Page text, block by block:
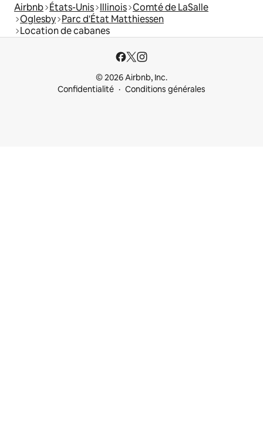
Airbnb États-Unis Illinois Comté de LaSalle
Oglesby Parc d'État Matthiessen
Location de cabanes
© 2026 Airbnb, Inc.
Confidentialité
Conditions générales